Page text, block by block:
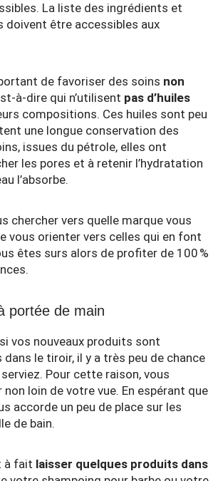
La liste des ingrédients et
doivent être accessibles aux
de favoriser des soins non
à-dire qui n’utilisent pas d’huiles
compositions. Ces huiles sont peu
une longue conservation des
issues du pétrole, elles ont
les pores et à retenir l’hydratation
l’absorbe.
chercher vers quelle marque vous
vous orienter vers celles qui en font
êtes surs alors de profiter de 100 %
portée de main
vos nouveaux produits sont
le tiroir, il y a très peu de chance
Pour cette raison, vous
loin de votre vue. En espérant que
accorde un peu de place sur les
de bain.
à fait laisser quelques produits dans